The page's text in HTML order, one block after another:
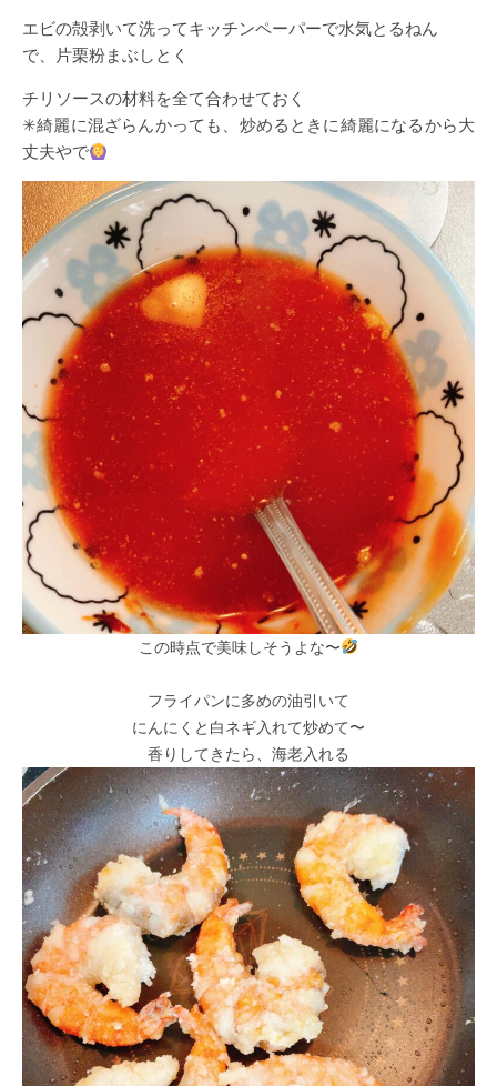
エビの殻剥いて洗ってキッチンペーパーで水気とるねん
で、片栗粉まぶしとく
チリソースの材料を全て合わせておく
✳︎綺麗に混ざらんかっても、炒めるときに綺麗になるから大
丈夫やで
この時点で美味しそうよな〜
フライパンに多めの油引いて
にんにくと白ネギ入れて炒めて〜
香りしてきたら、海老入れる